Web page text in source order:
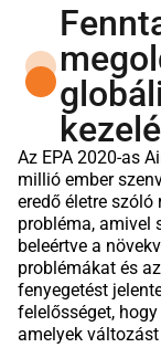
Az EPA 2020-as
millió ember
eredő életre szóló
probléma, amivel
beleértve a
problémákat és
fenyegetést
felelősséget,
amelyek